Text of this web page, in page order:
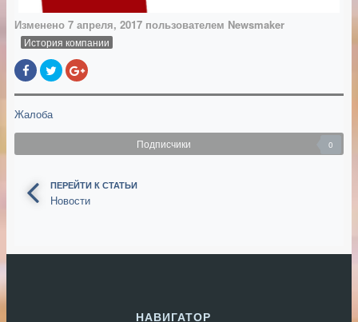
Изменено 7 апреля, 2017 пользователем Newsmaker
История компании
Жалоба
Подписчики 0
ПЕРЕЙТИ К СТАТЬИ
Новости
НАВИГАТОР